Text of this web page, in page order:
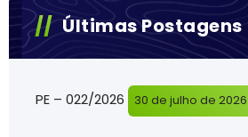
Últimas Postagens
PE – 022/2026 30 de julho de 2026